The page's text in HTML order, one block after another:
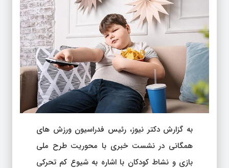
به گزارش دکتر نیوز، رئیس فدراسیون ورزش های
همگانی در نشست خبری با محوریت طرح ملی
بازی و نشاط کودکان با اشاره به شیوع کم تحرکی